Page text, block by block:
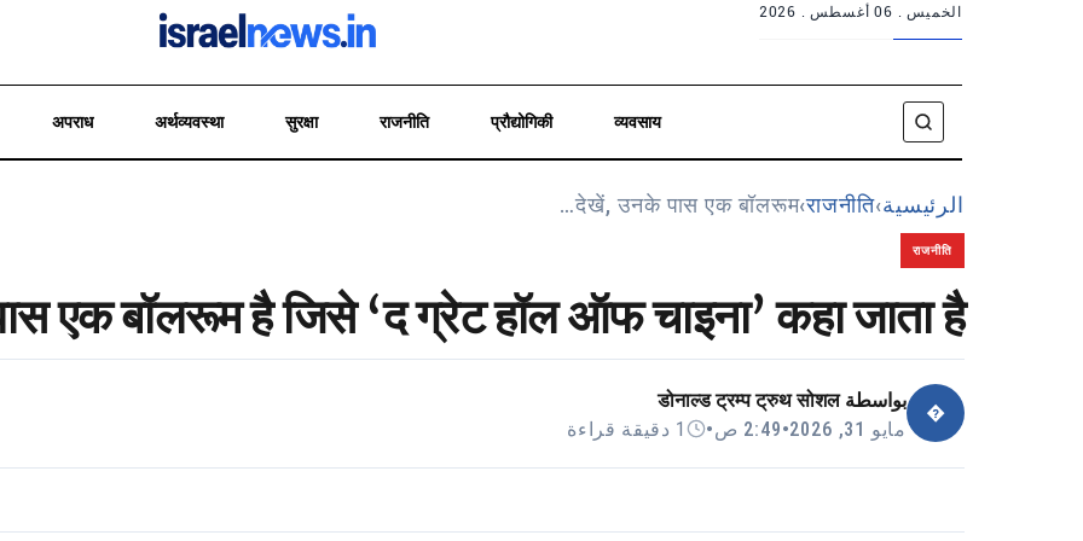
الخميس . 06 أغسطس . 2026
व्यवसाय
प्रौद्योगिकी
राजनीति
सुरक्षा
अर्थव्यवस्था
अपराध
الرئيسية›
राजनीति
›
देखें, उनके पास एक बॉलरूम…
राजनीति
एक बॉलरूम है जिसे ‘द ग्रेट हॉल ऑफ चाइना’ कहा जाता है!
�
بواسطةडोनाल्ड ट्रम्प ट्रुथ सोशल
مايو 31, 2026
•2:49 ص • 1 دقيقة قراءة